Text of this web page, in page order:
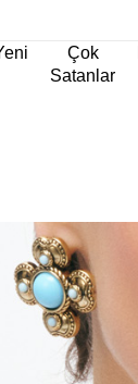
Çok
Satanlar